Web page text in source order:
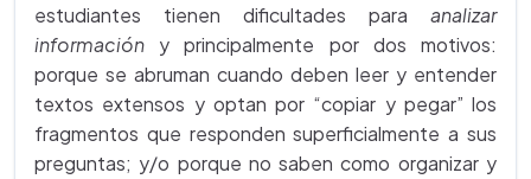
estudiantes tienen dificultades para analizar
información y principalmente por dos motivos:
porque se abruman cuando deben leer y entender
textos extensos y optan por “copiar y pegar” los
fragmentos que responden superficialmente a sus
preguntas; y/o porque no saben como organizar y